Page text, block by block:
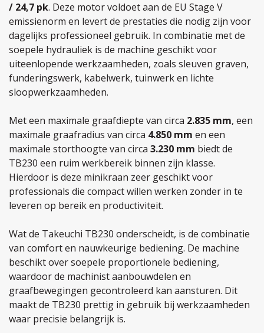
/ 24,7 pk. Deze motor voldoet aan de EU Stage V
emissienorm en levert de prestaties die nodig zijn voor
dagelijks professioneel gebruik. In combinatie met de
soepele hydrauliek is de machine geschikt voor
uiteenlopende werkzaamheden, zoals sleuven graven,
funderingswerk, kabelwerk, tuinwerk en lichte
sloopwerkzaamheden.
Met een maximale graafdiepte van circa 2.835 mm, een
maximale graafradius van circa 4.850 mm en een
maximale storthoogte van circa 3.230 mm biedt de
TB230 een ruim werkbereik binnen zijn klasse.
Hierdoor is deze minikraan zeer geschikt voor
professionals die compact willen werken zonder in te
leveren op bereik en productiviteit.
Wat de Takeuchi TB230 onderscheidt, is de combinatie
van comfort en nauwkeurige bediening. De machine
beschikt over soepele proportionele bediening,
waardoor de machinist aanbouwdelen en
graafbewegingen gecontroleerd kan aansturen. Dit
maakt de TB230 prettig in gebruik bij werkzaamheden
waar precisie belangrijk is.